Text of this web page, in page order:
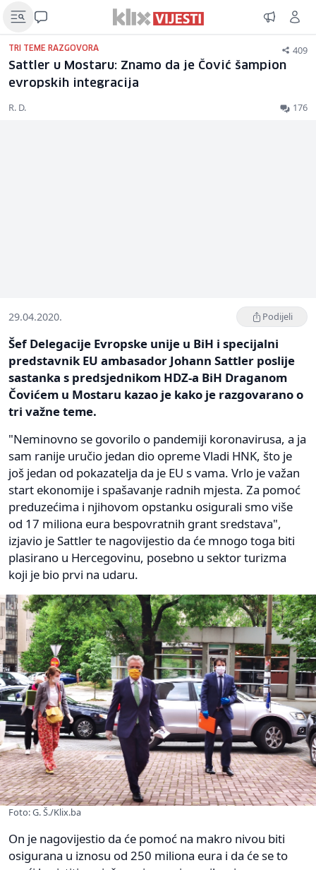
TRI TEME RAZGOVORA 409
Sattler u Mostaru: Znamo da je Čović šampion
evropskih integracija
R. D. 176
29.04.2020. Podijeli
Šef Delegacije Evropske unije u BiH i specijalni
predstavnik EU ambasador Johann Sattler poslije
sastanka s predsjednikom HDZ-a BiH Draganom
Čovićem u Mostaru kazao je kako je razgovarano o
tri važne teme.
"Neminovno se govorilo o pandemiji koronavirusa, a ja
sam ranije uručio jedan dio opreme Vladi HNK, što je
još jedan od pokazatelja da je EU s vama. Vrlo je važan
start ekonomije i spašavanje radnih mjesta. Za pomoć
preduzećima i njihovom opstanku osigurali smo više
od 17 miliona eura bespovratnih grant sredstava",
izjavio je Sattler te nagovijestio da će mnogo toga biti
plasirano u Hercegovinu, posebno u sektor turizma
koji je bio prvi na udaru.
Foto: G. Š./Klix.ba
On je nagovijestio da će pomoć na makro nivou biti
osigurana u iznosu od 250 miliona eura i da će se to